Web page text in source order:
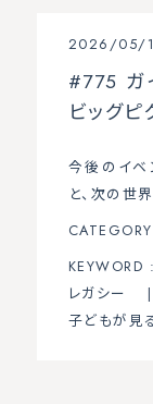
2026/05/
#775 ガ
ビッグ
今後のイベ
と、次の世
KEYWORD :
レガシー
子どもが見